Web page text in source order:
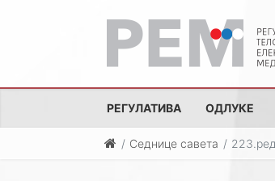
РЕГУЛАТИВА ОДЛУКЕ
Седнице савета